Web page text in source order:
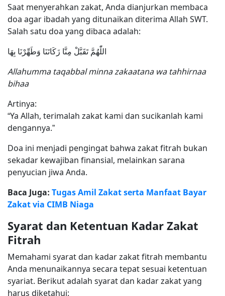
Saat menyerahkan zakat, Anda dianjurkan membaca
doa agar ibadah yang ditunaikan diterima Allah SWT.
Salah satu doa yang dibaca adalah:
اللّٰهُمَّ تَقَبَّلْ مِنَّا زَكَاتَنَا وَطَهِّرْنَا بِهَا
Allahumma taqabbal minna zakaatana wa tahhirnaa
bihaa
Artinya:
“Ya Allah, terimalah zakat kami dan sucikanlah kami
dengannya.”
Doa ini menjadi pengingat bahwa zakat fitrah bukan
sekadar kewajiban finansial, melainkan sarana
penyucian jiwa Anda.
Baca Juga: Tugas Amil Zakat serta Manfaat Bayar
Zakat via CIMB Niaga
Syarat dan Ketentuan Kadar Zakat
Fitrah
Memahami syarat dan kadar zakat fitrah membantu
Anda menunaikannya secara tepat sesuai ketentuan
syariat. Berikut adalah syarat dan kadar zakat yang
harus diketahui: